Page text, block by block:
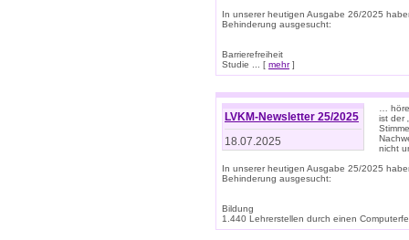
In unserer heutigen Ausgabe 26/2025
Behinderung ausgesucht:
Barrierefreiheit
Studie ... [ mehr]
LVKM-Newsletter 25/2025
18.07.2025
…
ist der
nicht
In unserer heutigen Ausgabe 25/2025
Behinderung ausgesucht:
Bildung
1.440 Lehrerstellen durch einen